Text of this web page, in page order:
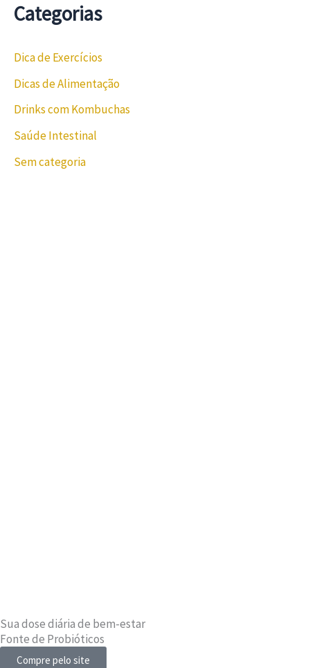
Categorias
Dica de Exercícios
Dicas de Alimentação
Drinks com Kombuchas
Saúde Intestinal
Sem categoria
Sua dose diária de bem-estar
Fonte de Probióticos
Compre pelo site